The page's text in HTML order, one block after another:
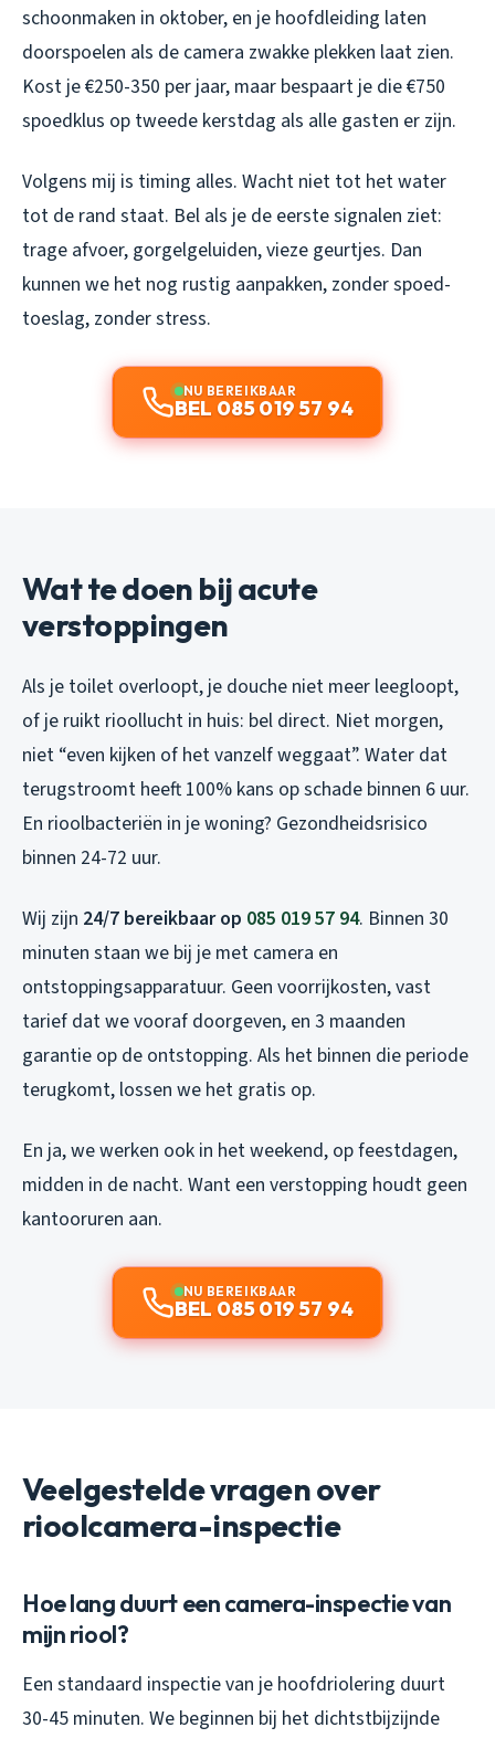
schoonmaken in oktober, en je hoofdleiding laten
doorspoelen als de camera zwakke plekken laat zien.
Kost je €250-350 per jaar, maar bespaart je die €750
spoedklus op tweede kerstdag als alle gasten er zijn.
Volgens mij is timing alles. Wacht niet tot het water
tot de rand staat. Bel als je de eerste signalen ziet:
trage afvoer, gorgelgeluiden, vieze geurtjes. Dan
kunnen we het nog rustig aanpakken, zonder spoed-
toeslag, zonder stress.
NU BEREIKBAAR
BEL 085 019 57 94
Wat te doen bij acute
verstoppingen
Als je toilet overloopt, je douche niet meer leegloopt,
of je ruikt rioollucht in huis: bel direct. Niet morgen,
niet “even kijken of het vanzelf weggaat”. Water dat
terugstroomt heeft 100% kans op schade binnen 6 uur.
En rioolbacteriën in je woning? Gezondheidsrisico
binnen 24-72 uur.
Wij zijn 24/7 bereikbaar op 085 019 57 94. Binnen 30
minuten staan we bij je met camera en
ontstoppingsapparatuur. Geen voorrijkosten, vast
tarief dat we vooraf doorgeven, en 3 maanden
garantie op de ontstopping. Als het binnen die periode
terugkomt, lossen we het gratis op.
En ja, we werken ook in het weekend, op feestdagen,
midden in de nacht. Want een verstopping houdt geen
kantooruren aan.
NU BEREIKBAAR
BEL 085 019 57 94
Veelgestelde vragen over
rioolcamera-inspectie
Hoe lang duurt een camera-inspectie van
mijn riool?
Een standaard inspectie van je hoofdriolering duurt
30-45 minuten. We beginnen bij het dichtstbijzijnde